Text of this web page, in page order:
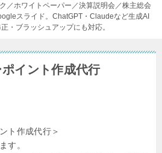
／ホワイトペーパー／決算説明会／株主総会
スライド。ChatGPT・Claudeなど生成AI
・ブラッシュアップにも対応。
イント作成代行
ト作成代行＞
す。